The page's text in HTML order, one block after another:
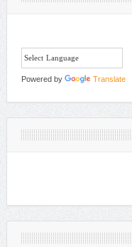
Powered by Translate